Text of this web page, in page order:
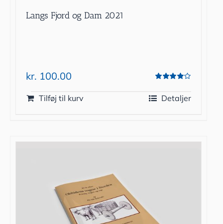
Langs Fjord og Dam 2021
4.00
ud af 5
kr. 100.00
Tilføj til kurv Detaljer